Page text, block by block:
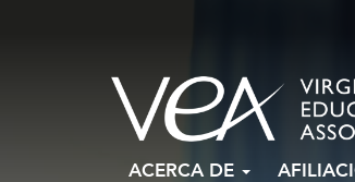
ACERCA DE